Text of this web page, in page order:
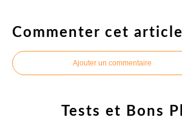
Commenter cet article
Ajouter un commentaire
Tests et Bons